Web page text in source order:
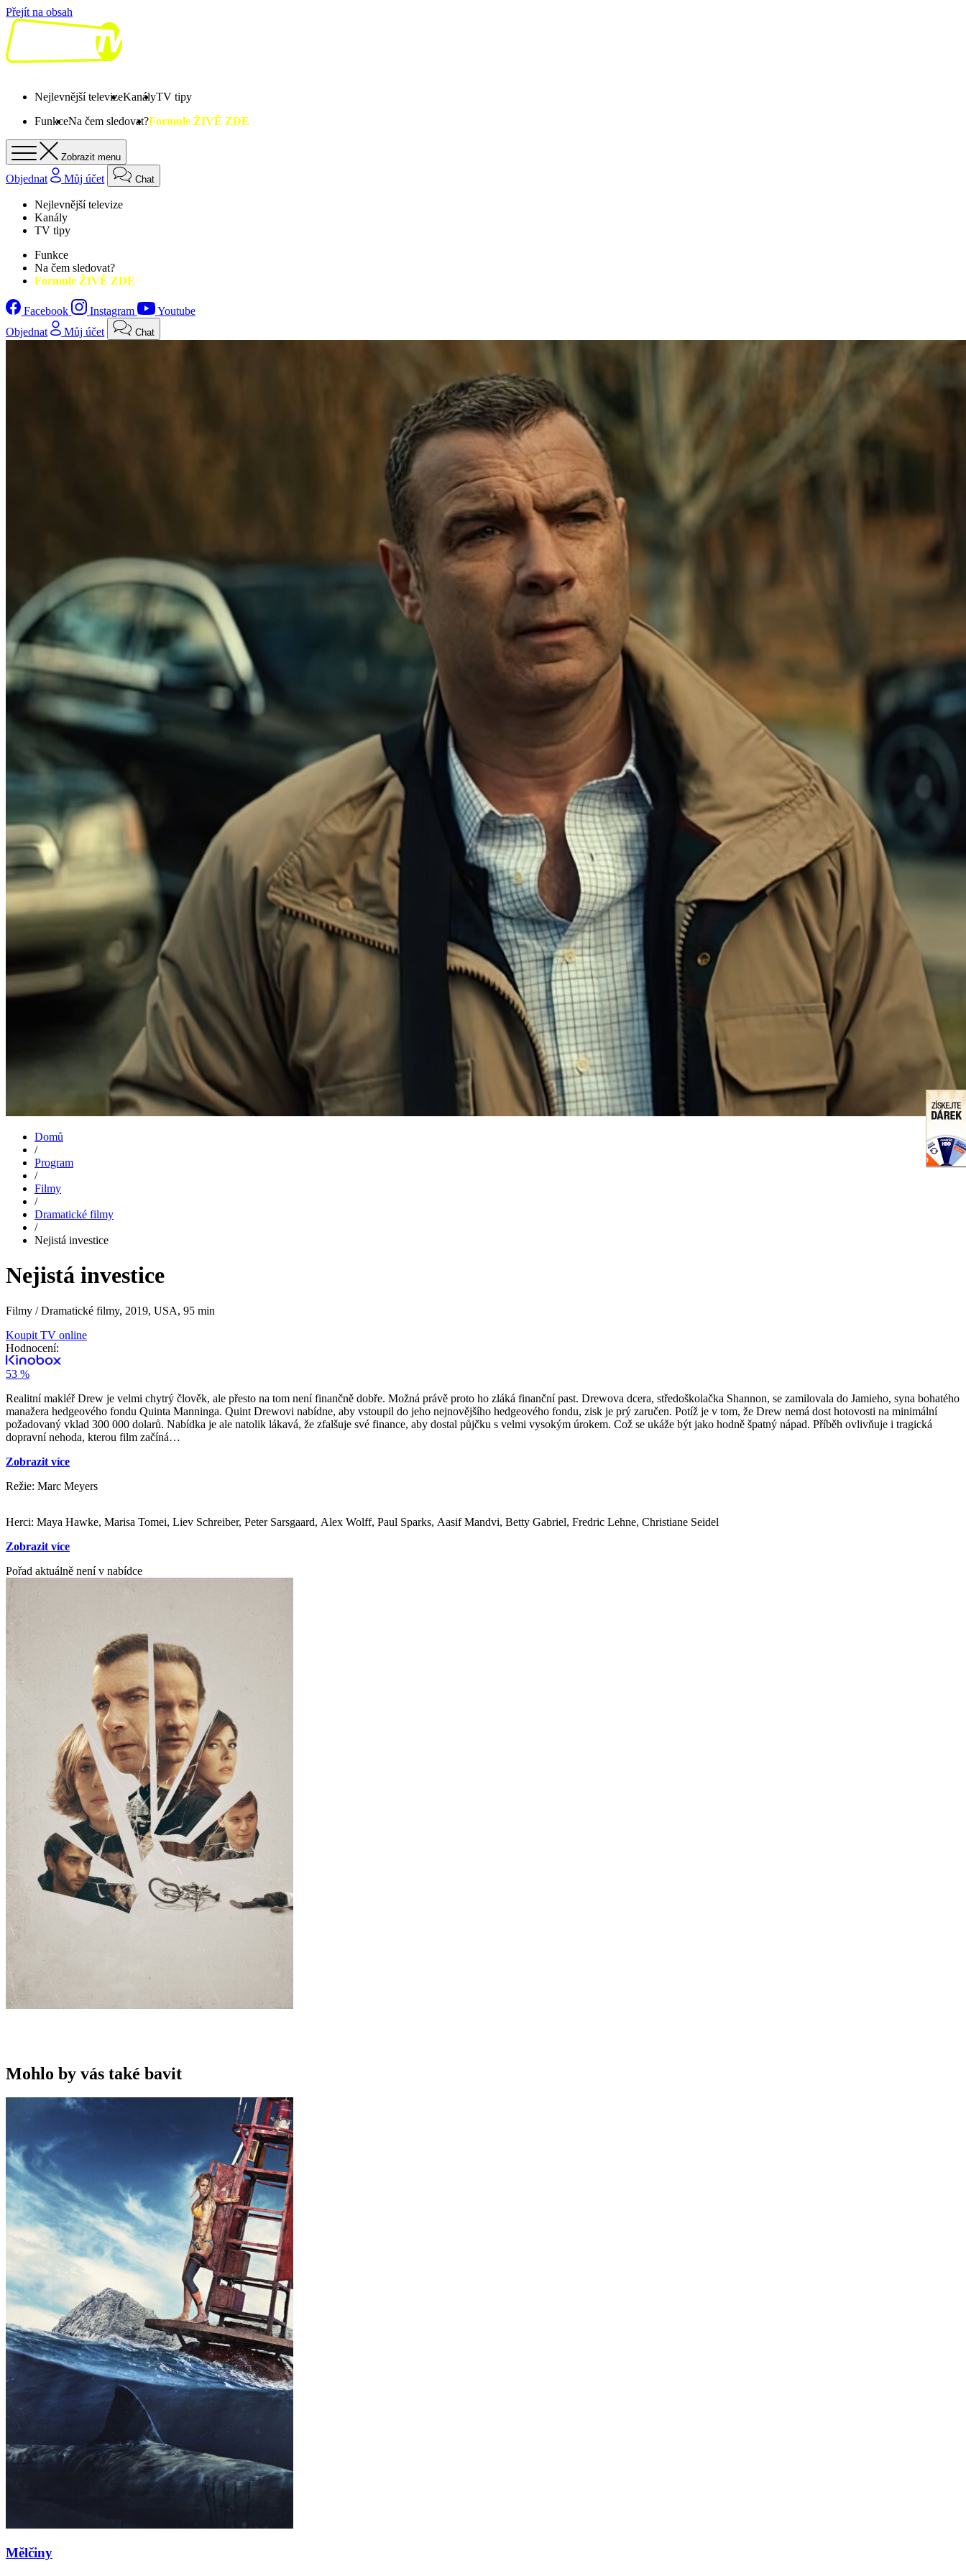
Přejít na obsah
Nejlevnější televizeKanályTV tipy
FunkceNa čem sledovat?Formule ŽIVĚ ZDE
Zobrazit menu
Objednat Můj účet Chat
Nejlevnější televize
Kanály
TV tipy
Funkce
Na čem sledovat?
Formule ŽIVĚ ZDE
Facebook Instagram
Youtube
Objednat
Můj účet Chat
Domů
/
Program
/
Filmy
/
Dramatické filmy
/
Nejistá investice
Nejistá investice
Filmy / Dramatické filmy, 2019, USA, 95 min
Koupit TV online
Hodnocení:
53 %
Realitní makléř Drew je velmi chytrý člověk, ale přesto na tom není finančně dobře. Možná právě proto ho zláká finanční past. Drewova dcera, středoškolačka Shannon, se zamilovala do Jamieho, syna bohatého
manažera hedgeového fondu Quinta Manninga. Quint Drewovi nabídne, aby vstoupil do jeho nejnovějšího hedgeového fondu, zisk je prý zaručen. Potíž je v tom, že Drew nemá dost hotovosti na minimální
požadovaný vklad 300 000 dolarů. Nabídka je ale natolik lákavá, že zfalšuje své finance, aby dostal půjčku s velmi vysokým úrokem. Což se ukáže být jako hodně špatný nápad. Příběh ovlivňuje i tragická
dopravní nehoda, kterou film začíná…
Zobrazit více
Režie: Marc Meyers
Herci: Maya Hawke, Marisa Tomei, Liev Schreiber, Peter Sarsgaard, Alex Wolff, Paul Sparks, Aasif Mandvi, Betty Gabriel, Fredric Lehne, Christiane Seidel
Zobrazit více
Pořad aktuálně není v nabídce
Mohlo by vás také bavit
Mělčiny